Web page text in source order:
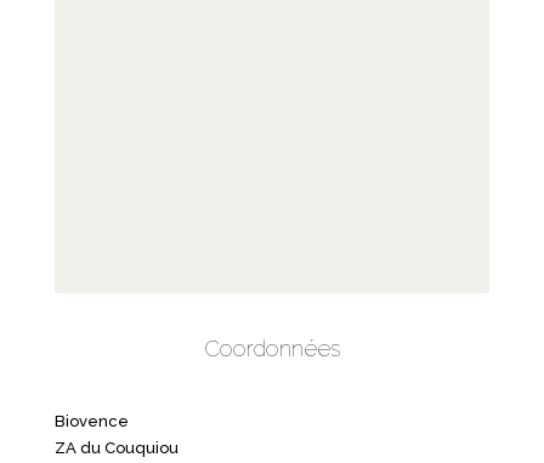
Coordonnées
Biovence
ZA du Couquiou